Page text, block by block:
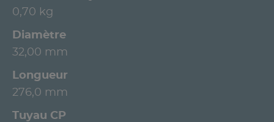
0,70 kg
Diamètre
32,00 mm
Longueur
276,0 mm
Tuyau CP